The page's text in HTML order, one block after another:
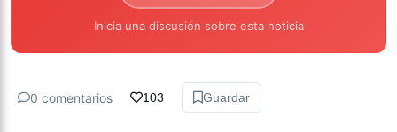
Inicia una discusión sobre esta noticia
0 comentarios 103 Guardar